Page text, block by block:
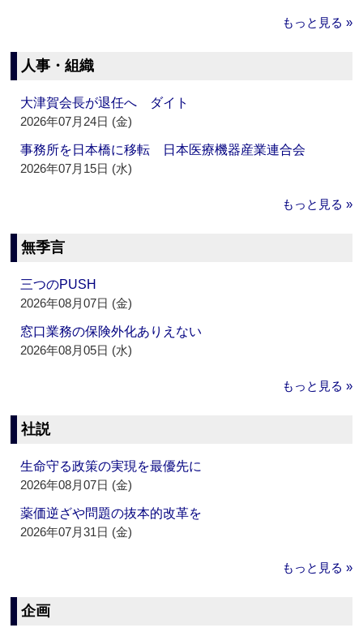
もっと見る »
人事・組織
大津賀会長が退任へ ダイト
2026年07月24日 (金)
事務所を日本橋に移転 日本医療機器産業連合会
2026年07月15日 (水)
もっと見る »
無季言
三つのPUSH
2026年08月07日 (金)
窓口業務の保険外化ありえない
2026年08月05日 (水)
もっと見る »
社説
生命守る政策の実現を最優先に
2026年08月07日 (金)
薬価逆ざや問題の抜本的改革を
2026年07月31日 (金)
もっと見る »
企画